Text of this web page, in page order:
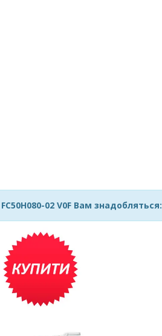
02 V0F Вам знадобляться: